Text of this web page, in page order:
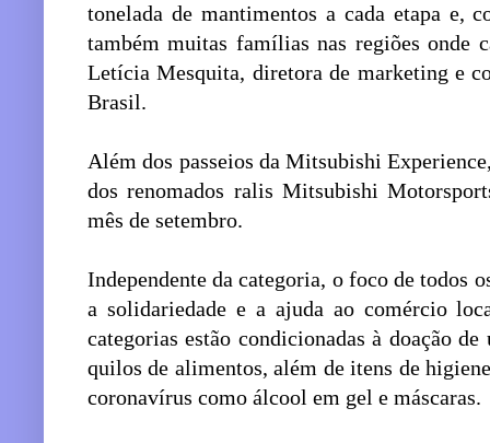
tonelada de mantimentos a cada etapa e,
também muitas famílias nas regiões onde
Letícia Mesquita, diretora de marketing e
Brasil.
Além dos passeios da Mitsubishi
dos renomados ralis Mitsubishi
mês de setembro.
Independente da categoria, o foco de todos
a solidariedade e a ajuda ao comércio
categorias estão condicionadas à doação
quilos de alimentos, além de itens de
coronavírus como álcool em gel e máscaras.